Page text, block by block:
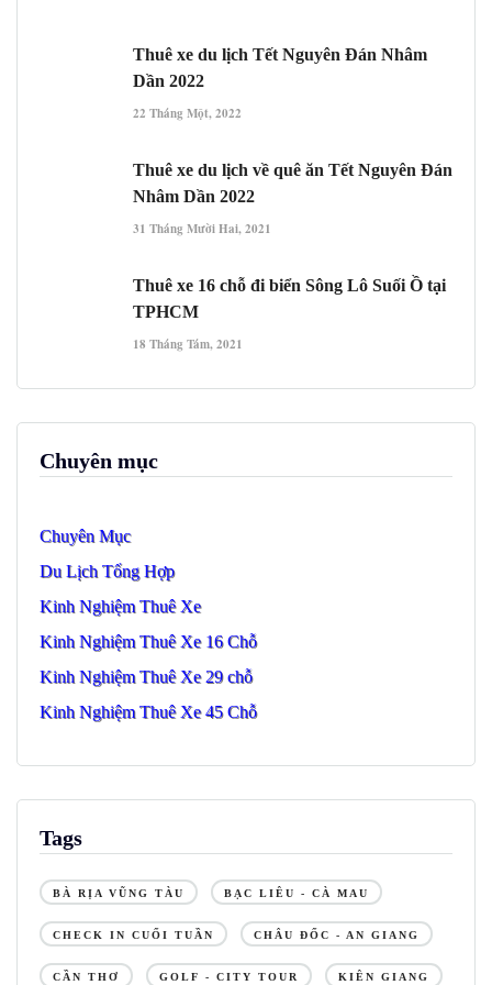
Thuê xe du lịch Tết Nguyên Đán Nhâm
Dần 2022
22 Tháng Một, 2022
Thuê xe du lịch về quê ăn Tết Nguyên Đán
Nhâm Dần 2022
31 Tháng Mười Hai, 2021
Thuê xe 16 chỗ đi biển Sông Lô Suối Ồ tại
TPHCM
18 Tháng Tám, 2021
Chuyên mục
Chuyên Mục
Du Lịch Tổng Hợp
Kinh Nghiệm Thuê Xe
Kinh Nghiệm Thuê Xe 16 Chỗ
Kinh Nghiệm Thuê Xe 29 chỗ
Kinh Nghiệm Thuê Xe 45 Chỗ
Tags
BÀ RỊA VŨNG TÀU BẠC LIÊU - CÀ MAU
CHECK IN CUỐI TUẦN CHÂU ĐỐC - AN GIANG
CẦN THƠ GOLF - CITY TOUR KIÊN GIANG